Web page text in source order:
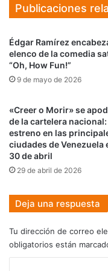
Publicaciones
Édgar Ramírez
elenco de la comedia
“Oh, How Fun!”
9 de mayo de 2026
«Creer o Morir» se
de la cartelera nacional:
estreno en las
ciudades de Venezuela
30 de abril
29 de abril de 2026
Deja una respuesta
Tu dirección de correo
obligatorios están